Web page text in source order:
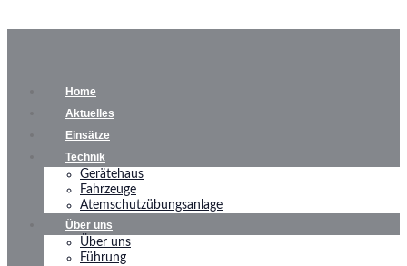
Home
Aktuelles
Einsätze
Technik
Gerätehaus
Fahrzeuge
Atemschutzübungsanlage
Über uns
Über uns
Führung